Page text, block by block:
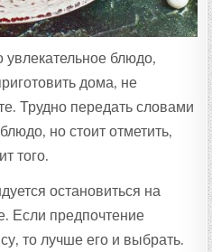
блюдо,
дома, не
Трудно передать словами
но стоит отметить,
того.
остановиться на
Если предпочтение
то лучше его и выбрать.